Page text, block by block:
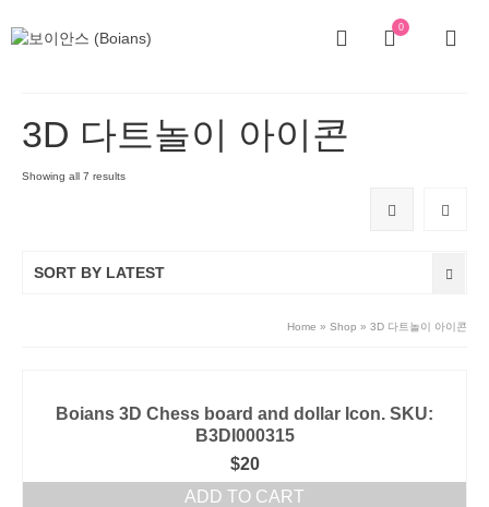
0
3D 다트놀이 아이콘
Showing all 7 results
SORT BY LATEST
Home » Shop » 3D 다트놀이 아이콘
Boians 3D Chess board and dollar Icon. SKU:
B3DI000315
$20
ADD TO CART